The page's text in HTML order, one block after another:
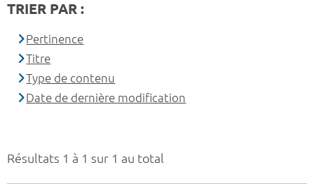
Résultats 1 à 1 sur 1 au total
TRIER PAR :
Pertinence
Titre
Type de contenu
Date de dernière modification